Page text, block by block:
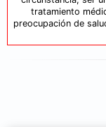
tratamiento
preocupación de